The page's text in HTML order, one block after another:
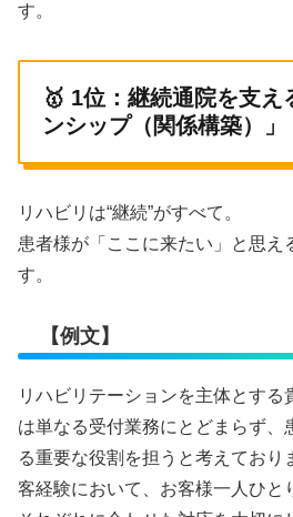
す。
🥇 1位：継続通院を支え
ンシップ（関係構築）」
リハビリは“継続”がすべて。
患者様が「ここに来たい」と思え
す。
【例文】
リハビリテーションを主体とする
は単なる受付業務にとどまらず、
る重要な役割を担うと考えており
客経験において、お客様一人ひと